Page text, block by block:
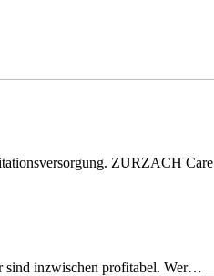
ZURZACH
sind inzwischen profitabel. Wer…